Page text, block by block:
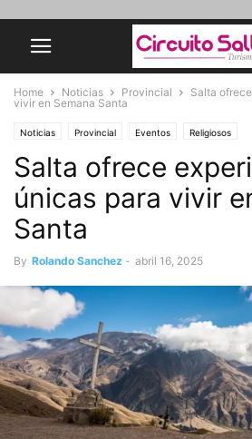
Home Noticias Provincial
Salta
vivir en Semana Santa
Noticias Provincial Eventos Religiosos
Salta ofrece
únicas para vivir
Santa
By Rolando Sanchez - abril 16, 2025